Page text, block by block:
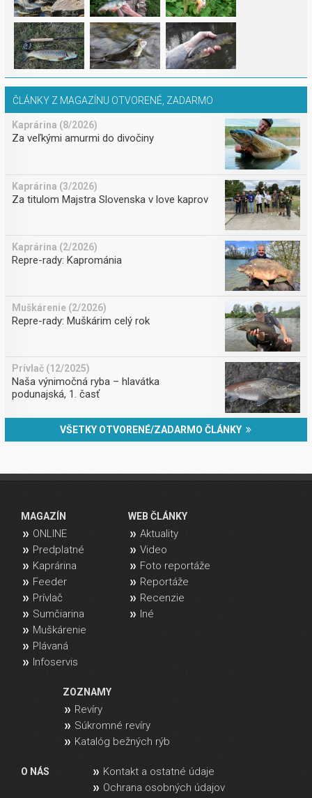
ČLÁNKY Z MAGAZÍNU OTVORENÉ, ZADARMO
Kaprárina (8/2026)
Za veľkými amurmi do divočiny
Kaprárina (3/2026)
Za titulom Majstra Slovenska v love kaprov
Kaprárina (2/2026)
Repre-rady: Kaprománia
Muškárenie (2/2026)
Repre-rady: Muškárim celý rok
Prívlač (12/2025)
Naša výnimočná ryba – hlavátka
podunajská, 1. časť
VŠETKY OTVORENÉ/ZADARMO ČLÁNKY
MAGAZÍN
ONLINE
Predplatné
Kaprárina
Feeder
Prívlač
Sumčiarina
Muškárenie
Plávaná
Infoservis
WEB ČLÁNKY
Aktuality
Video
Foto reportáže
Reportáže
Recenzie
Iné
ZOZNAMY
Revíry
Súkromné revíry
Katalóg bežných rýb
O NÁS
Kontakt a ostatné údaje
Ochrana osobných údajov